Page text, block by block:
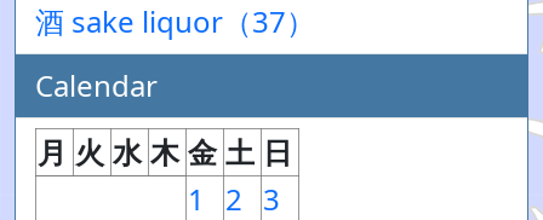
酒 sake liquor（37）
Calendar
月 火 水 木 金 土 日
1
2 3